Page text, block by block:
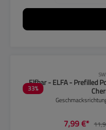
33%
Elfbar - ELFA - Prefilled
7,99 €*